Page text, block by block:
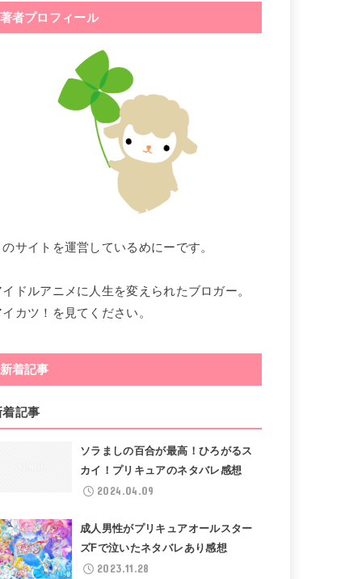
著者プロフィール
のサイトを運営しているめにーです。
イドルアニメに人生を変えられたブロガー。
イカツ！を見てください。
新着記事
着記事
ソラましの百合が最高！ひろがるス
カイ！プリキュアのネタバレ感想
2024.04.09
成人男性がプリキュアオールスター
ズFで泣いたネタバレあり感想
2023.11.28